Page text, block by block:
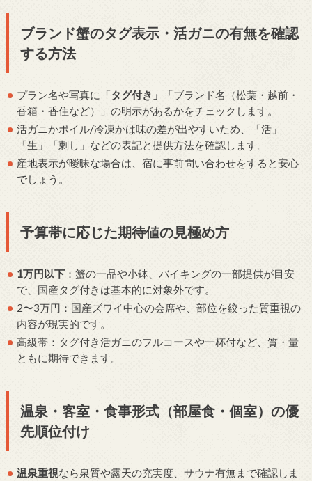
ブランド蟹のタグ表示・活ガニの有無を確認
する方法
プラン名や写真に 「タグ付き」
「ブランド名（松葉・越前・
香箱・香住など）」の明示があるかをチェックします。
活ガニかボイル/冷凍かは味の差が出やすいため、「活」
「生」「刺し」などの表記と提供方法を確認します。
産地表示が曖昧な場合は、宿に事前問い合わせをすると安心
でしょう。
予算帯に応じた期待値の見極め方
1万円以下 ：蟹の一品や小鉢、バイキングの一部提供が目安
で、国産タグ付きは基本的に対象外です。
2〜3万円：国産ズワイ中心の会席や、部位を絞った質重視の
内容が現実的です。
高級帯：タグ付き活ガニのフルコースや一杯付など、質・量
ともに期待できます。
温泉・客室・食事形式（部屋食・個室）の優
先順位付け
温泉重視なら泉質や露天の充実度、サウナ有無まで確認しま